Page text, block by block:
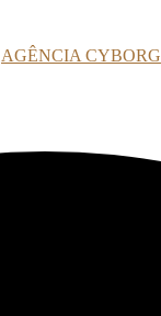
AGÊNCIA CYBORG